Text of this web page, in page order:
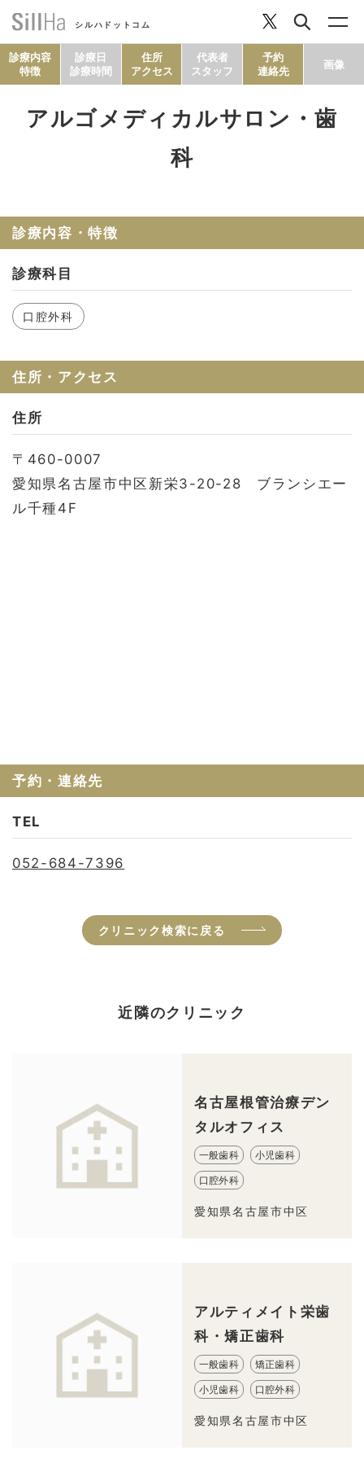
シルハドットコム
コラム
利用規約
診療内容
特徴
診療日
診療時間
住所
アクセス
代表者
スタッフ
予約
連絡先
画像
アルゴメディカルサロン・歯
科
診療内容・特徴
診療科目
口腔外科
住所・アクセス
住所
〒460-0007
愛知県名古屋市中区新栄3-20-28 ブランシエー
ル千種4F
予約・連絡先
TEL
052-684-7396
クリニック検索に戻る
近隣のクリニック
名古屋根管治療デン
タルオフィス
一般歯科 小児歯科
口腔外科
愛知県名古屋市中区
アルティメイト栄歯
科・矯正歯科
一般歯科 矯正歯科
小児歯科 口腔外科
愛知県名古屋市中区